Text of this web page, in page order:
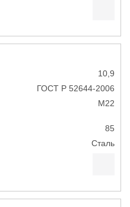
10,9
ГОСТ Р 52644-2006
М22
85
Сталь